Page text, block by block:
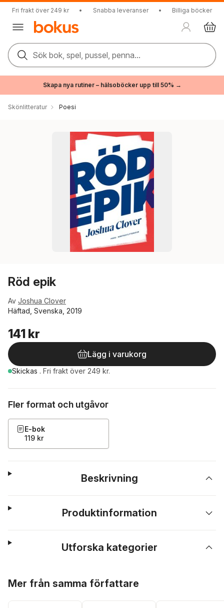
Fri frakt över 249 kr • Snabba leveranser • Billiga böcker
Sök bok, spel, pussel, penna...
Skapa nya rutiner – hälsoböcker upp till 50% →
Skönlitteratur Poesi
Röd epik
Av Joshua Clover
Häftad, Svenska, 2019
141 kr
Lägg i varukorg
Skickas . Fri frakt över 249 kr.
Fler format och utgåvor
E-bok
119 kr
Beskrivning
Produktinformation
Utforska kategorier
Mer från samma författare